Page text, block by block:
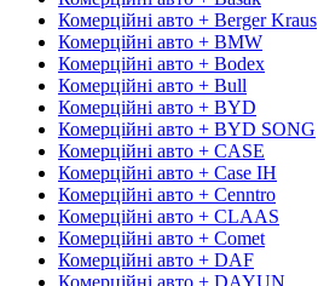
Комерційні авто + Berger Kraus
Комерційні авто + BMW
Комерційні авто + Bodex
Комерційні авто + Bull
Комерційні авто + BYD
Комерційні авто + BYD SONG
Комерційні авто + CASE
Комерційні авто + Case IH
Комерційні авто + Cenntro
Комерційні авто + CLAAS
Комерційні авто + Comet
Комерційні авто + DAF
Комерційні авто + DAYUN